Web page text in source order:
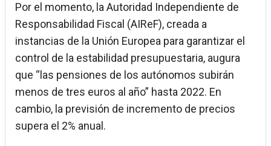
Por el momento, la Autoridad Independiente de
Responsabilidad Fiscal (AIReF), creada a
instancias de la Unión Europea para garantizar el
control de la estabilidad presupuestaria, augura
que “las pensiones de los autónomos subirán
menos de tres euros al año” hasta 2022. En
cambio, la previsión de incremento de precios
supera el 2% anual.